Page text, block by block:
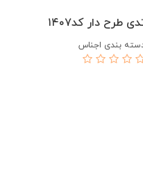
طرح دار کد۱۴۰۷
بندی اجناس